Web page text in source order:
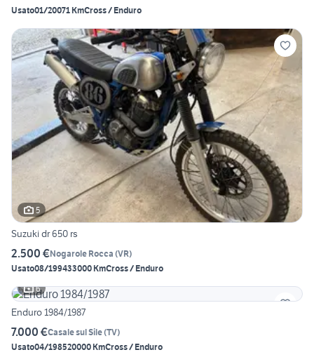
Usato01/20071 KmCross / Enduro
5
Suzuki dr 650 rs
2.500 €Nogarole Rocca (VR)
Usato08/199433000 KmCross / Enduro
6
Enduro 1984/1987
7.000 €Casale sul Sile(TV)
Usato04/198520000 KmCross / Enduro